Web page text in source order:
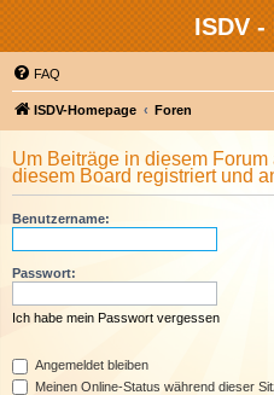
ISDV -
FAQ
ISDV-Homepage Foren
Um Beiträge in diesem
diesem Board registriert und
Benutzername:
Passwort:
Ich habe mein Passwort vergessen
Angemeldet bleiben
Meinen Online-Status während dieser